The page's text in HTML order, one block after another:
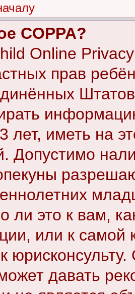
COPPA?
Online
прав
лет, иметь на
Допустимо
ли это к вам,
или к самой
давать